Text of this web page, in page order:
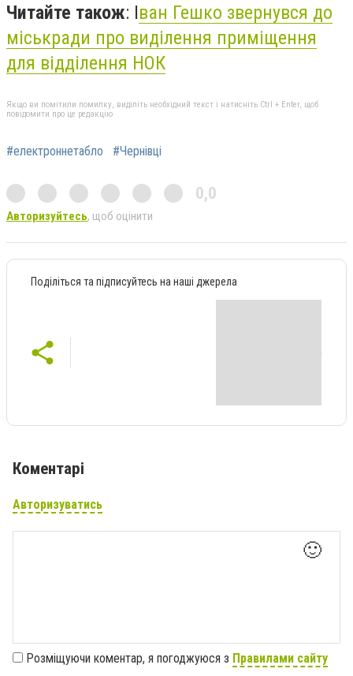
Читайте також: Іван Гешко звернувся до
міськради про виділення приміщення
для відділення НОК
Якщо ви помітили помилку, виділіть необхідний текст і натисніть Ctrl + Enter, щоб
повідомити про це редакцію
#електроннетабло #Чернівці
0,0
Авторизуйтесь, щоб оцінити
Поділіться та підписуйтесь на наші джерела
Коментарі
Авторизуватись
🙂
Розміщуючи коментар, я погоджуюся з Правилами сайту